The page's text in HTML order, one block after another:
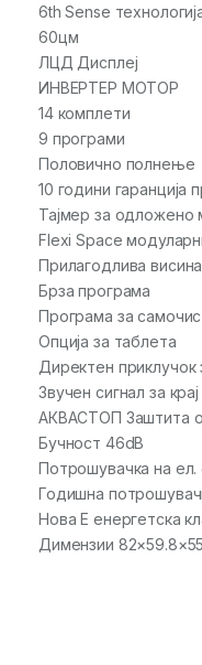
6th Sense
60цм
ЛЦД Дисплеј
ИНВЕРТЕР МОТОР
14 комплети
9 програми
Половично полнење
10 години гаранција
Тајмер за одложено
Flexi Space
Прилагодлива
Брза програма
Програма за
Опција за таблета
Директен
Звучен сигнал за
АКВАСТОП Заштита
Бучност 46dB
Потрошувачка на ел.
Годишна
Нова Е енергетска
Димензии